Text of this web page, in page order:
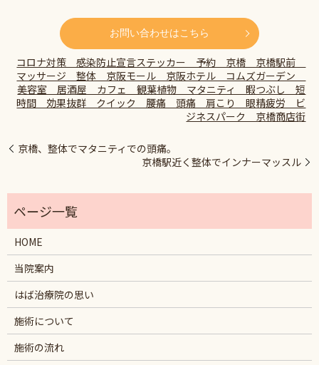
お問い合わせはこちら
コロナ対策 感染防止宣言ステッカー 予約 京橋 京橋駅前
マッサージ 整体 京阪モール 京阪ホテル コムズガーデン
美容室 居酒屋 カフェ 観葉植物 マタニティ 暇つぶし 短
時間 効果抜群 クイック 腰痛 頭痛 肩こり 眼精疲労 ビ
ジネスパーク 京橋商店街
京橋、整体でマタニティでの頭痛。
京橋駅近く整体でインナーマッスル
HOME
当院案内
はば治療院の思い
施術について
施術の流れ